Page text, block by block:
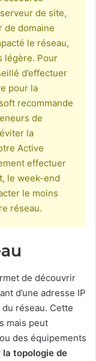
de site,
de domaine
le réseau,
légère. Pour
d’effectuer
pour la
recommande
de
la
Active
effectuer
le week-end
le moins
réseau.
de découvrir
d’une adresse IP
réseau. Cette
mais peut
des équipements
topologie de